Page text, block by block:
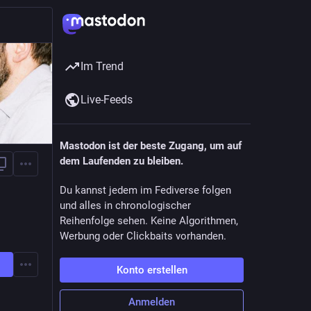
Im Trend
Live-Feeds
Mastodon ist der beste Zugang, um auf
dem Laufenden zu bleiben.
Du kannst jedem im Fediverse folgen
und alles in chronologischer
Reihenfolge sehen. Keine Algorithmen,
Werbung oder Clickbaits vorhanden.
Konto erstellen
Anmelden